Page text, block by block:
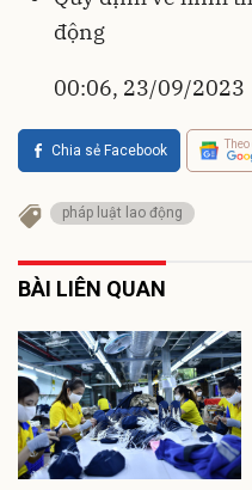
động
00:06, 23/09/2023
Chia sẻ Facebook
pháp luật lao động
BÀI LIÊN QUAN